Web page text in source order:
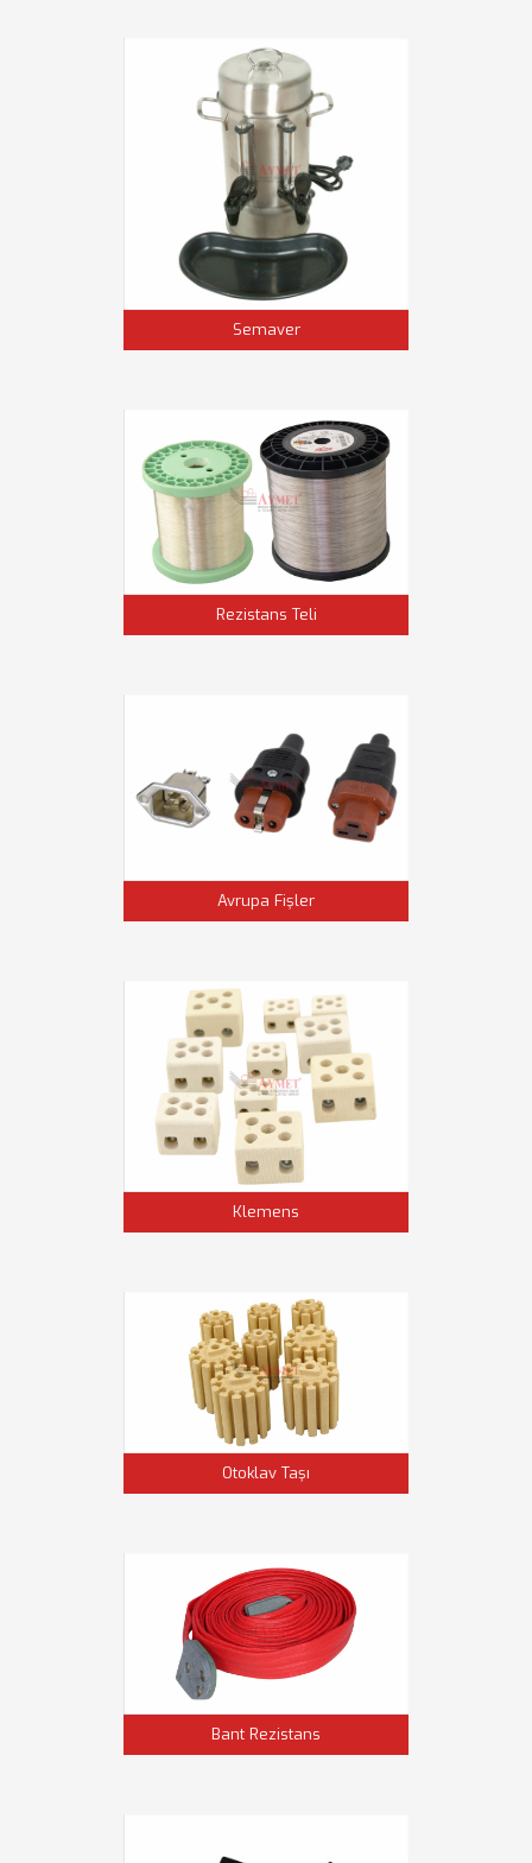
Semaver
Rezistans Teli
Avrupa Fişler
Klemens
Otoklav Taşı
Bant Rezistans